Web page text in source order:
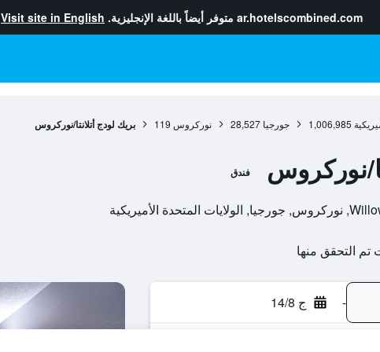
ar.hotelscombined.com متوفر أيضاً باللغة الإنجليزية. Visit site in English
1,006,985 جورجيا 28,527 نوركروس 119 بريك لودج أتلانتا/نوركروس
نوركروس فندق
- ج 14/8